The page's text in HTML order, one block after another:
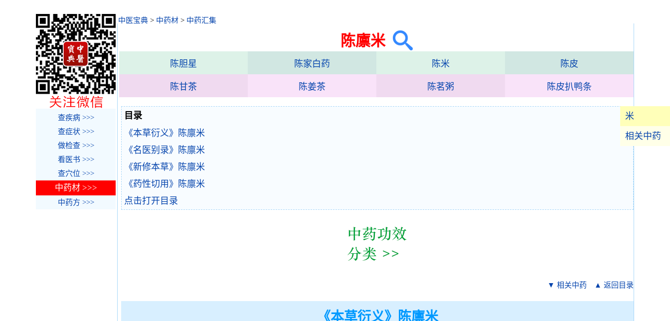
中医宝典 > 中药材 > 中药汇集
陈廪米
陈胆星 陈家白药 陈米 陈皮
陈甘茶 陈姜茶 陈茗粥 陈皮扒鸭条
米
相关中药
目录
《本草衍义》陈廪米
《名医别录》陈廪米
《新修本草》陈廪米
《药性切用》陈廪米
点击打开目录
▼ 相关中药 ▲ 返回目录
《本草衍义》陈廪米
查疾病 >>>
查症状 >>>
做检查 >>>
看医书 >>>
查穴位 >>>
中药材 >>>
中药方 >>>